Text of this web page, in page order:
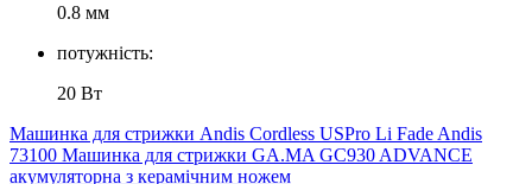
0.8 мм
потужність:
20 Вт
Машинка для стрижки Andis Cordless USPro Li Fade Andis
73100 Машинка для стрижки GA.MA GC930 ADVANCE
акумуляторна з керамічним ножем